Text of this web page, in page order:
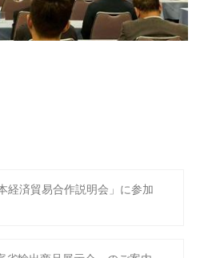
経済貿易合作説明会」に参加